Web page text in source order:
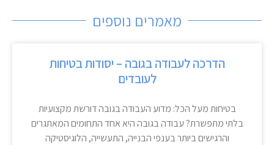
מאמרים נוספים
הדרכה לעבודה בגובה – יסודות בטיחות
לעובדים
בטיחות מעל הכל: מדוע העבודה בגובה דורשת מקצועיות
בלתי מתפשרת? עבודה בגובה היא אחד התחומים המאתגרים
והרגישים ביותר בענפי הבנייה, התעשייה, הלוגיסטיקה